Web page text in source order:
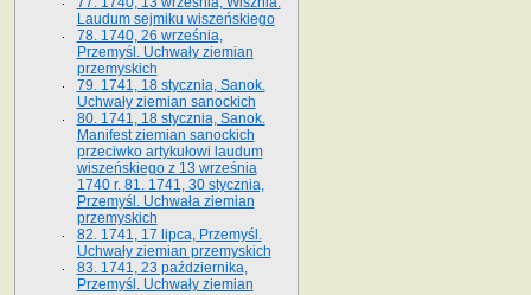
Laudum sejmiku wiszeńskiego
78. 1740, 26 września,
Przemyśl. Uchwały ziemian
przemyskich
79. 1741, 18 stycznia, Sanok.
Uchwały ziemian sanockich
80. 1741, 18 stycznia, Sanok.
Manifest ziemian sanockich
przeciwko artykułowi laudum
wiszeńskiego z 13 wrze­śnia
1740 r. 81. 1741, 30 stycznia,
Przemyśl. Uchwała ziemian
przemyskich
82. 1741, 17 lipca, Przemyśl.
Uchwały ziemian przemyskich
83. 1741, 23 października,
Przemyśl. Uchwały ziemian